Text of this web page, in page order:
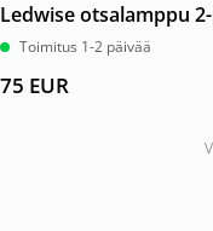
Ledwise otsalamppu
Toimitus 1-2 päivää
75 EUR